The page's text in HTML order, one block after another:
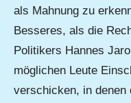
als Mahnung zu
Besseres, als die
Politikers Hannes
möglichen Leute
verschicken, in denen